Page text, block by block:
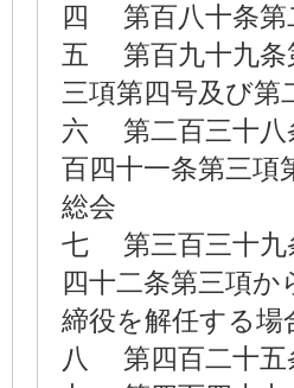
四 第百八十条第
五 第百九十九条
三項第四号及び第
六 第二百三十八
百四十一条第三項
総会
七 第三百三十九
四十二条第三項
締役を解任する場
八 第四百二十五